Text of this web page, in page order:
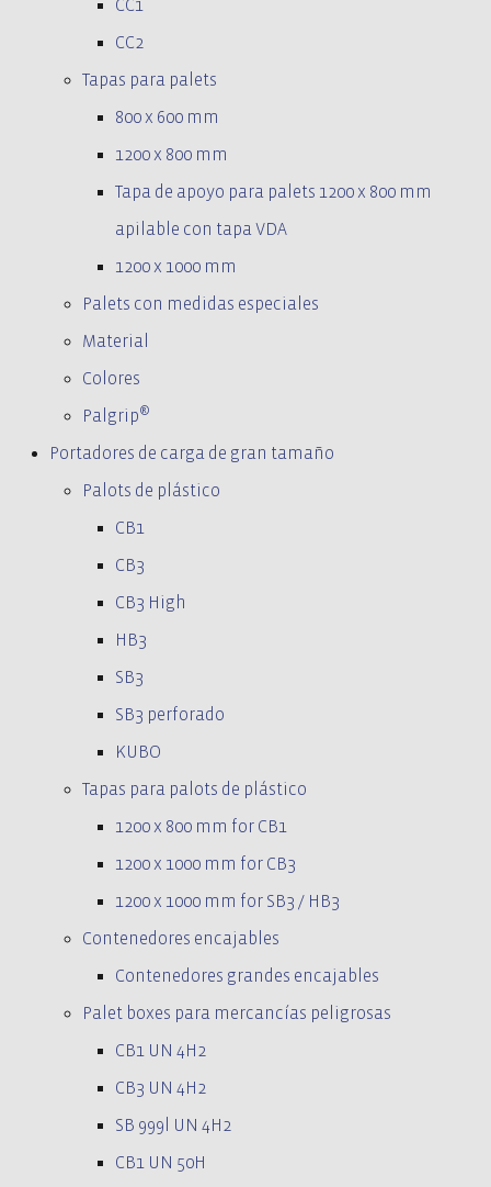
CC1
CC2
Tapas para palets
800 x 600 mm
1200 x 800 mm
Tapa de apoyo para palets 1200 x 800 mm
apilable con tapa VDA
1200 x 1000 mm
Palets con medidas especiales
Material
Colores
Palgrip®
Portadores de carga de gran tamaño
Palots de plástico
CB1
CB3
CB3 High
HB3
SB3
SB3 perforado
KUBO
Tapas para palots de plástico
1200 x 800 mm for CB1
1200 x 1000 mm for CB3
1200 x 1000 mm for SB3 / HB3
Contenedores encajables
Contenedores grandes encajables
Palet boxes para mercancías peligrosas
CB1 UN 4H2
CB3 UN 4H2
SB 999l UN 4H2
CB1 UN 50H